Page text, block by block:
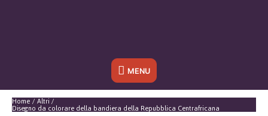
Sotto
l'header
MENU
Home Altri
Disegno da colorare della bandiera della Repubblica Centrafricana